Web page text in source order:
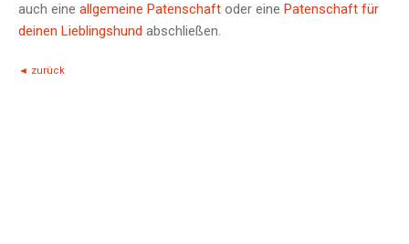
auch eine allgemeine Patenschaft oder eine Patenschaft für
deinen Lieblingshund abschließen.
◄ zurück